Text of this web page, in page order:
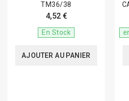
TM36/38
4,52 €
En Stock
AJOUTER AU PANIER